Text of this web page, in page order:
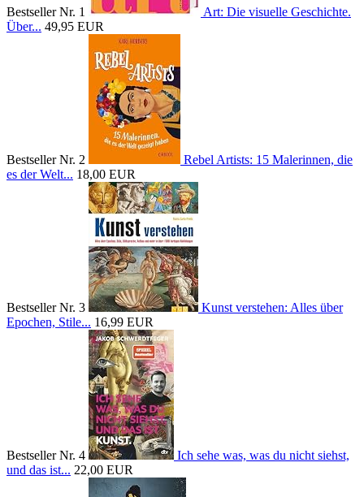
Bestseller Nr. 1
Art: Die visuelle Geschichte.
Über... 49,95 EUR
Bestseller Nr. 2
Rebel Artists: 15 Malerinnen, die
es der Welt... 18,00 EUR
Bestseller Nr. 3
Kunst verstehen: Alles über
Epochen, Stile... 16,99 EUR
Bestseller Nr. 4
Ich sehe was, was du nicht siehst,
und das ist... 22,00 EUR